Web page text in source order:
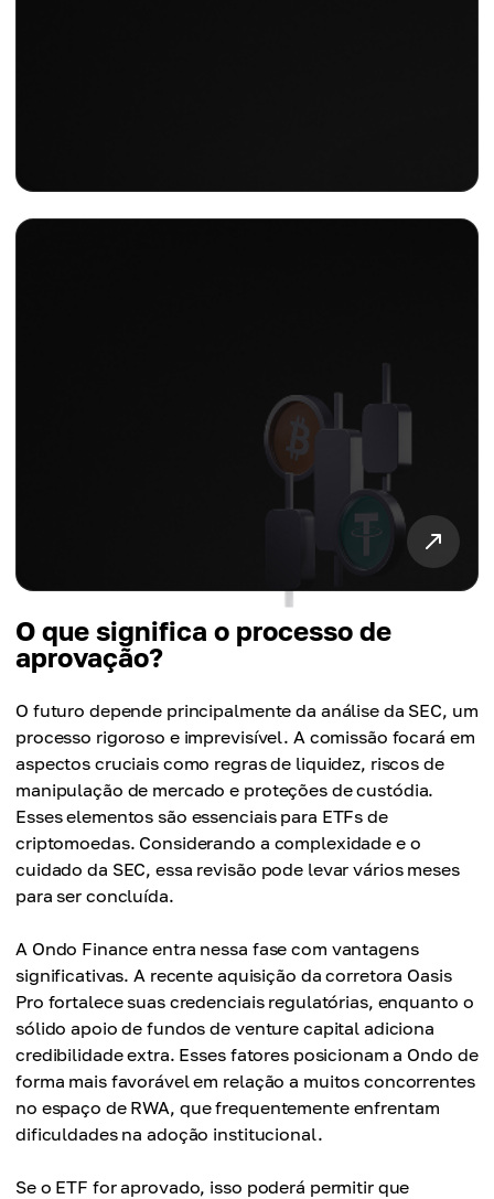
O que significa o processo de
aprovação?
O futuro depende principalmente da análise da SEC, um
processo rigoroso e imprevisível. A comissão focará em
aspectos cruciais como regras de liquidez, riscos de
manipulação de mercado e proteções de custódia.
Esses elementos são essenciais para ETFs de
criptomoedas. Considerando a complexidade e o
cuidado da SEC, essa revisão pode levar vários meses
para ser concluída.
A Ondo Finance entra nessa fase com vantagens
significativas. A recente aquisição da corretora Oasis
Pro fortalece suas credenciais regulatórias, enquanto o
sólido apoio de fundos de venture capital adiciona
credibilidade extra. Esses fatores posicionam a Ondo de
forma mais favorável em relação a muitos concorrentes
no espaço de RWA, que frequentemente enfrentam
dificuldades na adoção institucional.
Se o ETF for aprovado, isso poderá permitir que